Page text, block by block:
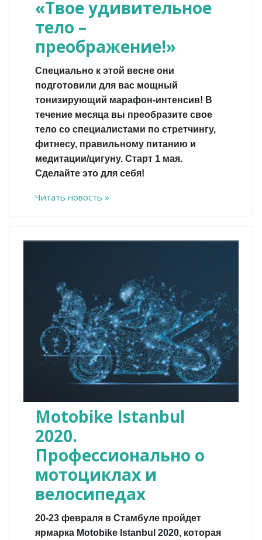
«Твое удивительное
тело –
преображение!»
Специально к этой весне они
подготовили для вас мощный
тонизирующий марафон-интенсив! В
течение месяца вы преобразите свое
тело со специалистами по стретчингу,
фитнесу, правильному питанию и
медитации/цигуну. Старт 1 мая.
Сделайте это для себя!
Читать новость »
Motobike Istanbul
2020.
Профессионально о
мотоциклах и
велосипедах
20-23 февраля в Стамбуле пройдет
ярмарка Motobike Istanbul 2020, которая